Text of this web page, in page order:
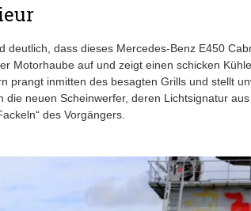
deutlich, dass dieses Mercedes-Benz E450
Motorhaube auf und zeigt einen schicken
prangt inmitten des besagten Grills und stellt
die neuen Scheinwerfer, deren Lichtsignatur
des Vorgängers.